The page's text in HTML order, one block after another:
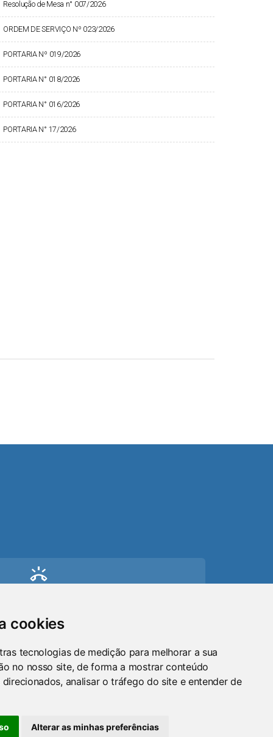
cookies
tecnologias de medição para melhorar a sua
no nosso site, de forma a mostrar conteúdo
analisar o tráfego do site e entender de
Alterar as minhas preferências
Resolução de Mesa n° 007/2026
ORDEM DE SERVIÇO Nº 023/2026
PORTARIA Nº 019/2026
PORTARIA N° 018/2026
PORTARIA N° 016/2026
PORTARIA N° 17/2026
ring_volume
mail
Email